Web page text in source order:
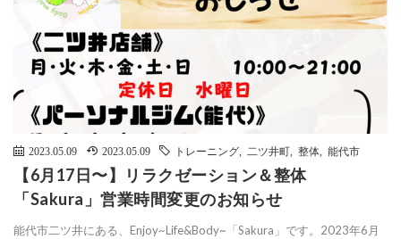
2023.05.09 2023.05.09 トレーニング 二ツ井町 整体 能代市
【6月17日〜】リラクゼーション＆整体
「Sakura」営業時間変更のお知らせ
能代市二ツ井にある、Enjoy~Life&Body~「Sakura」です。2023年6月